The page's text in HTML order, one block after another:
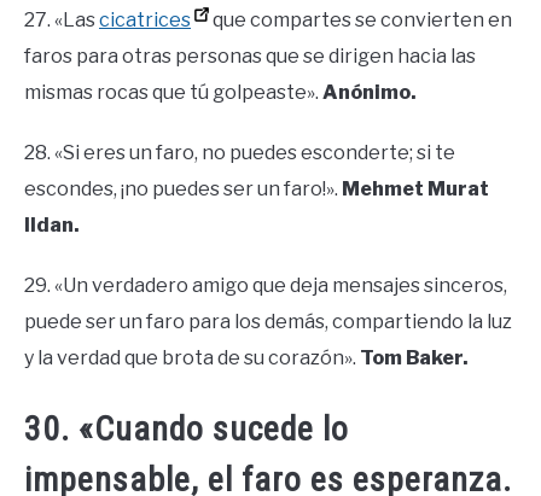
27. «Lascicatrices
que compartes se convierten en
faros para otras personas que se dirigen hacia las
mismas rocas que tú golpeaste». Anónimo.
28. «Si eres un faro, no puedes esconderte; si te
escondes, ¡no puedes ser un faro!». Mehmet Murat
Ildan.
29. «Un verdadero amigo que deja mensajes sinceros,
puede ser un faro para los demás, compartiendo la luz
y la verdad que brota de su corazón». Tom Baker.
30. «Cuando sucede lo
impensable, el faro es esperanza.